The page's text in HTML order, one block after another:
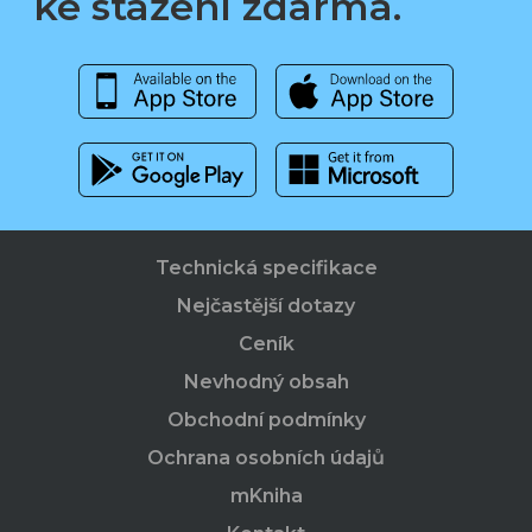
Technická specifikace
Nejčastější dotazy
Ceník
Nevhodný obsah
Obchodní podmínky
Ochrana osobních údajů
mKniha